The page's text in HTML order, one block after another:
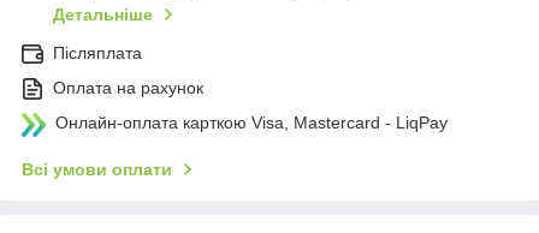
Детальніше
Післяплата
Оплата на рахунок
Онлайн-оплата карткою Visa, Mastercard - LiqPay
Всі умови оплати